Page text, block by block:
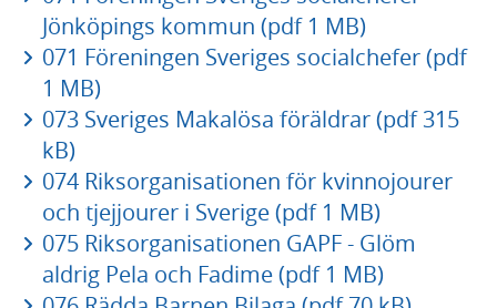
Jönköpings kommun (pdf 1 MB)
071 Föreningen Sveriges socialchefer (pdf
1 MB)
073 Sveriges Makalösa föräldrar (pdf 315
kB)
074 Riksorganisationen för kvinnojourer
och tjejjourer i Sverige (pdf 1 MB)
075 Riksorganisationen GAPF - Glöm
aldrig Pela och Fadime (pdf 1 MB)